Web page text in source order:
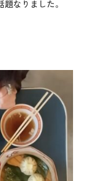
なりました。